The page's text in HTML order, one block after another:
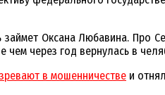
Оксана Любавина. Про
чем через год вернулась в
в мошенничестве и